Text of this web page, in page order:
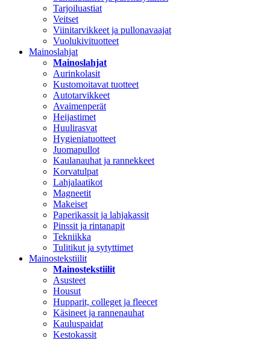
Tarjoiluastiat
Veitset
Viinitarvikkeet ja pullonavaajat
Vuolukivituotteet
Mainoslahjat
Mainoslahjat
Aurinkolasit
Kustomoitavat tuotteet
Autotarvikkeet
Avaimenperät
Heijastimet
Huulirasvat
Hygieniatuotteet
Juomapullot
Kaulanauhat ja rannekkeet
Korvatulpat
Lahjalaatikot
Magneetit
Makeiset
Paperikassit ja lahjakassit
Pinssit ja rintanapit
Tekniikka
Tulitikut ja sytyttimet
Mainostekstiilit
Mainostekstiilit
Asusteet
Housut
Hupparit, colleget ja fleecet
Käsineet ja rannenauhat
Kauluspaidat
Kestokassit